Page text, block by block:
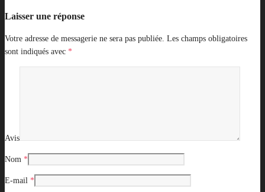
Laisser une réponse
Votre adresse de messagerie ne sera pas publiée. Les champs obligatoires
sont indiqués avec *
Avis
Nom *
E-mail *